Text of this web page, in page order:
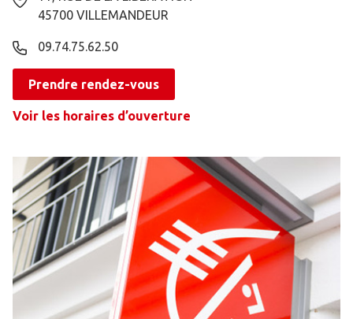
45700 VILLEMANDEUR
09.74.75.62.50
Prendre rendez-vous
Voir les horaires d’ouverture